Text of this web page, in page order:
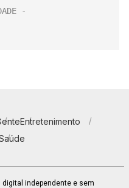
Entretenimento
digital independente e sem